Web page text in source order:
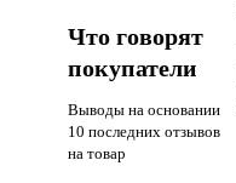
Что говорят
покупатели
Выводы на основании
10 последних отзывов
на товар